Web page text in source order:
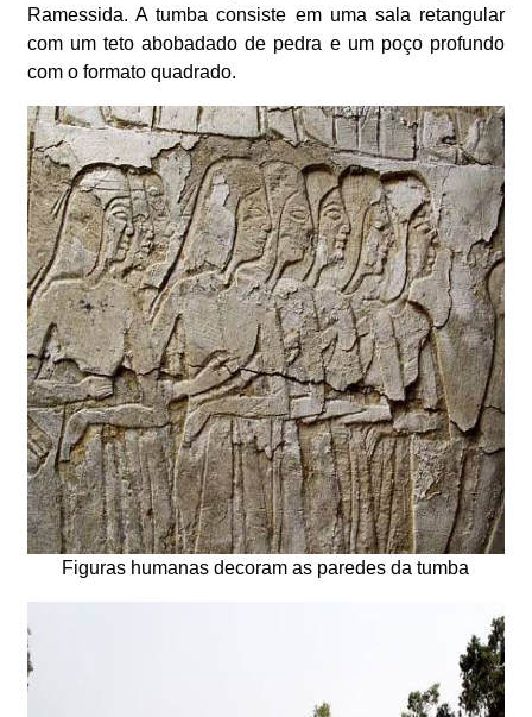
Ramessida. A tumba consiste em uma sala retangular
com um teto abobadado de pedra e um poço profundo
com o formato quadrado.
Figuras humanas decoram as paredes da tumba